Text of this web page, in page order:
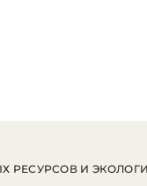
РЕСУРСОВ И